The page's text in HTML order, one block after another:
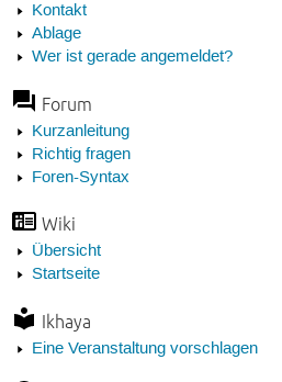
Kontakt
Ablage
Wer ist gerade angemeldet?
Forum
Kurzanleitung
Richtig fragen
Foren-Syntax
Wiki
Übersicht
Startseite
Ikhaya
Eine Veranstaltung vorschlagen